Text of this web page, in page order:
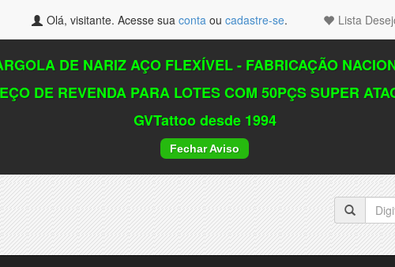
DE NARIZ AÇO FLEXÍVEL - FABRICAÇÃO
DE REVENDA PARA LOTES COM 50PÇS SUPER
GVTattoo desde 1994
Fechar Aviso
Olá, visitante. Acesse sua conta ou cadastre-se. Lista